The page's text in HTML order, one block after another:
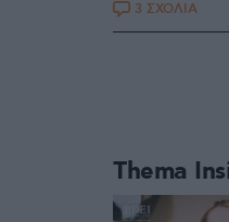
3 ΣΧΟΛΙΑ
Thema